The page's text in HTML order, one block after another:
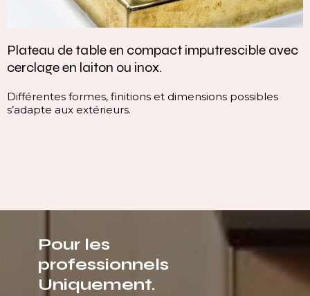
avec
Vasque intégrée monobloc — élégance
continuité parfaite
Cette vasque intégrée monobloc est conçue
continuité du plan, sans rupture visuelle. Elle
Pour les
professionnels
Uniquement.